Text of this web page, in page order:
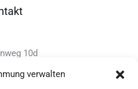
verwalten
10d
Windorf